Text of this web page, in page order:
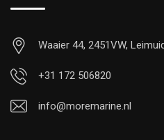
Waaier 44, 2451VW,
+31 172 506820
info@moremarine.nl